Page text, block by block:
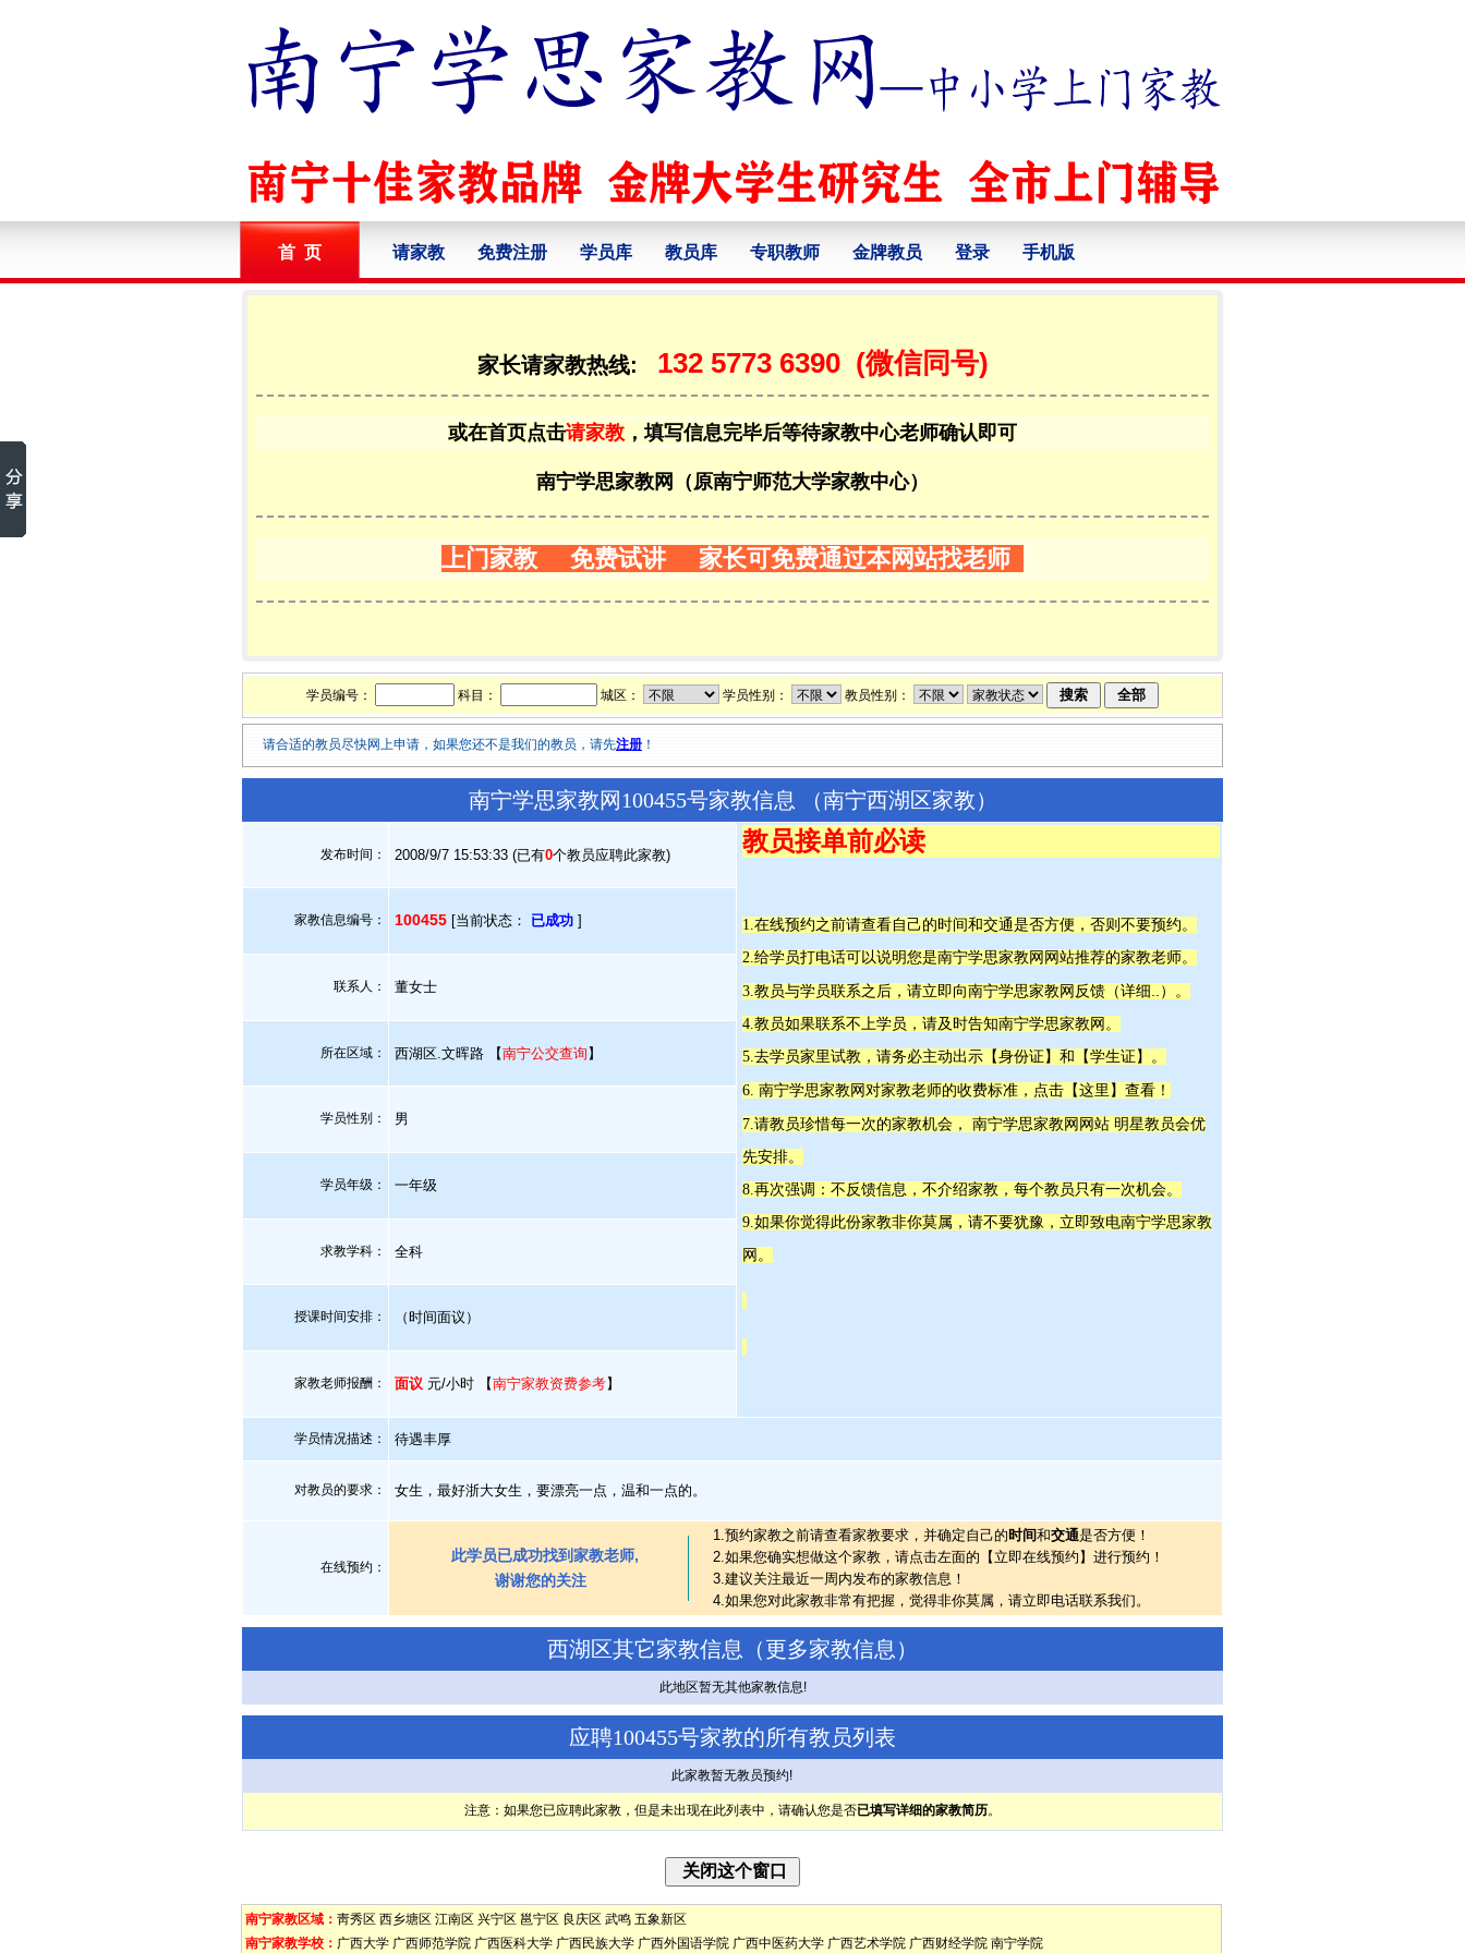
首 页 请家教 免费注册 学员库 教员库 专职教师 金牌教员 登录 手机版
家长请家教热线: 132 5773 6390(微信同号)
或在首页点击请家教 ，填写信息完毕后等待家教中心老师确认即可
南宁学思家教网（原南宁师范大学家教中心）
上门家教 免费试讲 家长可免费通过本网站找老师
学员编号： 科目： 城区： 学员性别： 教员性别：
请合适的教员尽快网上申请，如果您还不是我们的教员，请先注册 ！
南宁学思家教网100455号家教信息 （南宁西湖区家教）
发布时间： 2008/9/7 15:53:33 (已有0个教员应聘此家教) 教员接单前必读
1.在线预约之前请查看自己的时间和交通是否方便，否则不要预约。
2.给学员打电话可以说明您是南宁学思家教网网站推荐的家教老师。
3.教员与学员联系之后，请立即向南宁学思家教网反馈（详细..
）。
4.教员如果联系不上学员，请及时告知南宁学思家教网。
5.去学员家里试教，请务必主动出示【身份证】和【学生证】。
6. 南宁学思家教网对家教老师的收费标准，点击【这里 】查看！
7.请教员珍惜每一次的家教机会， 南宁学思家教网网站 明星教员会优
先安排。
8.再次强调：不反馈信息，不介绍家教，每个教员只有一次机会。
9.如果你觉得此份家教非你莫属，请不要犹豫，立即致电南宁学思家教
网。
家教信息编号： 100455 [当前状态： 已成功 ]
联系人： 董女士
所在区域： 西湖区.文晖路 【南宁公交查询 】
学员性别： 男
学员年级： 一年级
求教学科： 全科
授课时间安排： （时间面议）
家教老师报酬： 面议 元/小时 【南宁家教资费参考】
学员情况描述： 待遇丰厚
对教员的要求： 女生，最好浙大女生，要漂亮一点，温和一点的。
在线预约：
此学员已成功找到家教老师,
谢谢您的关注
1.预约家教之前请查看家教要求，并确定自己的时间和交通是否方便！
2.如果您确实想做这个家教，请点击左面的【立即在线预约】进行预约！
3.建议关注最近一周内发布的家教信息！
4.如果您对此家教非常有把握，觉得非你莫属，请立即电话联系我们。
西湖区其它家教信息（更多家教信息 ）
此地区暂无其他家教信息!
应聘100455号家教的所有教员列表
此家教暂无教员预约!
注意：如果您已应聘此家教，但是未出现在此列表中，请确认您是否已填写详细的家教简历。
南宁家教区域： 靑秀区 西乡塘区 江南区 兴宁区 邕宁区 良庆区 武鸣 五象新区
南宁家教学校： 广西大学 广西师范学院 广西医科大学 广西民族大学 广西外国语学院 广西中医药大学 广西艺术学院 广西财经学院 南宁学院